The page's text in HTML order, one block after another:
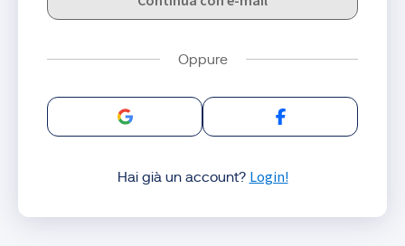
Accedi con Google Accedi con
Hai già un account? Login!